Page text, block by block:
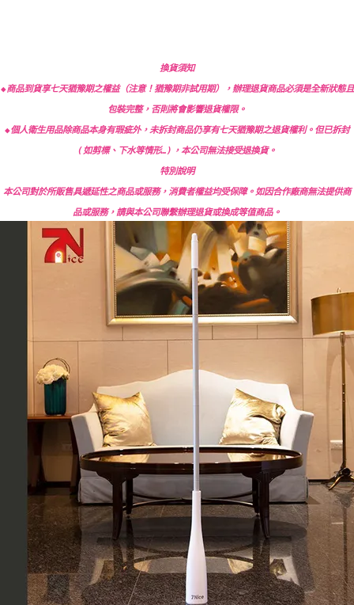
換貨須知
◆商品到貨享七天猶豫期之權益（注意！猶豫期非試用期），辦理退貨商品必須是全新狀態且
包裝完整，否則將會影響退貨權限。
◆個人衛生用品除商品本身有瑕疵外，未拆封商品仍享有七天猶豫期之退貨權利。但已拆封
(如剪標、下水等情形…)，本公司無法接受退換貨。
特別說明
本公司對於所販售具遞延性之商品或服務，消費者權益均受保障。如因合作廠商無法提供商
品或服務，請與本公司聯繫辦理退貨或換成等值商品。